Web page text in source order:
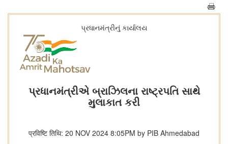
પ્રધાનમંત્રીનું કાર્યાલય
પ્રધાનમંત્રીએ બ્રાઝિલના રાષ્ટ્રપતિ સાથે
મુલાકાત કરી
प्रविष्टि तिथि: 20 NOV 2024 8:05PM by PIB Ahmedabad